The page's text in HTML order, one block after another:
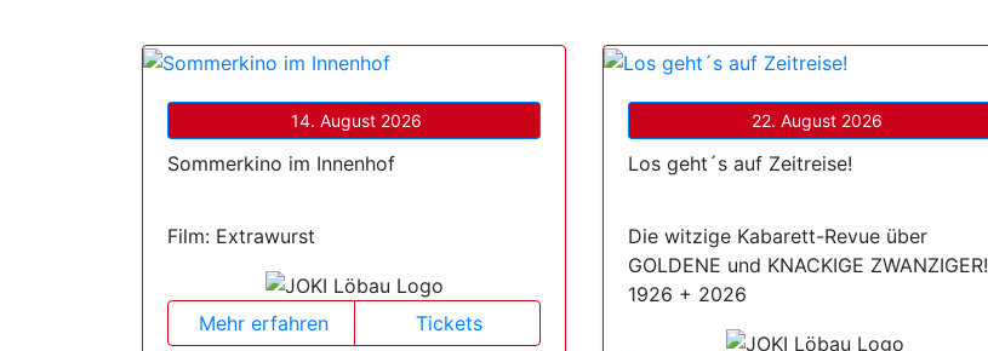
14. August 2026
Sommerkino im Innenhof
Film: Extrawurst
Mehr erfahren Tickets
22. August 2026
Los geht´s auf Zeitreise!
Die witzige Kabarett-Revue über
GOLDENE und KNACKIGE ZWANZIGER!
1926 + 2026